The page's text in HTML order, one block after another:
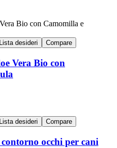
desideri Compare
Vera Bio con
desideri Compare
occhi per cani